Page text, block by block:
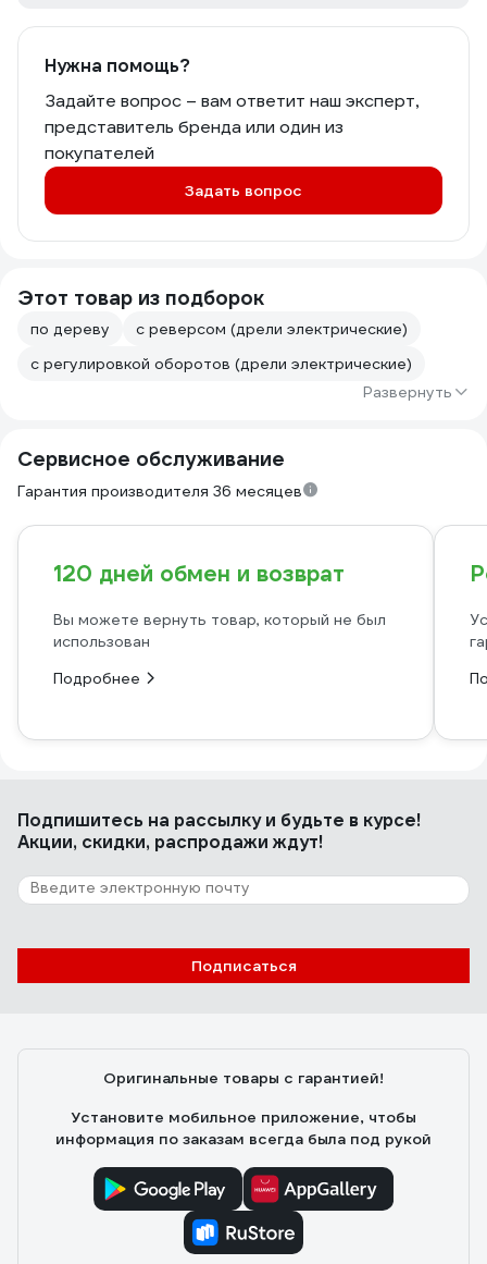
Нужна помощь?
Задайте вопрос – вам ответит наш эксперт,
представитель бренда или один из
покупателей
Задать вопрос
Этот товар из подборок
по дереву
с реверсом (дрели электрические)
с регулировкой оборотов (дрели электрические)
Развернуть
Сервисное обслуживание
Гарантия производителя 36 месяцев
120 дней обмен и возврат
Вы можете вернуть товар, который не был
использован
Подробнее
Подпишитесь на рассылкуи будьте в курсе!
Акции, скидки, распродажи ждут!
Подписаться
Оригинальные товары с гарантией!
Установите мобильное приложение, чтобы
информация по заказам всегда была под рукой